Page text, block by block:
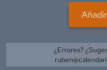
¿Errores?